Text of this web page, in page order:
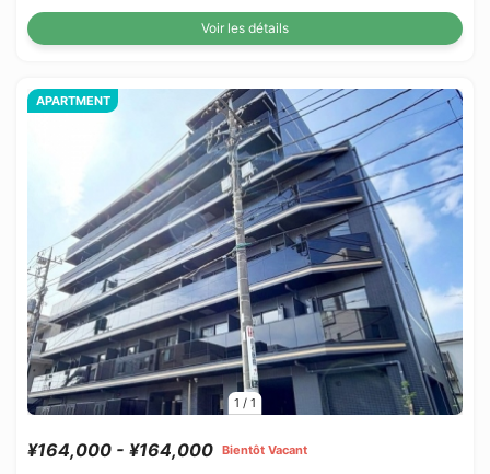
Voir les détails
1 / 1
APARTMENT
¥164,000 - ¥164,000 Bientôt Vacant